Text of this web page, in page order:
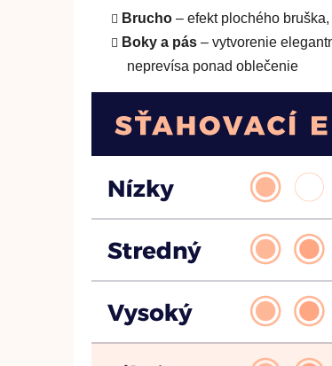
Brucho – efekt plochého
Boky a pás – vytvorenie
neprevísa ponad oblečenie